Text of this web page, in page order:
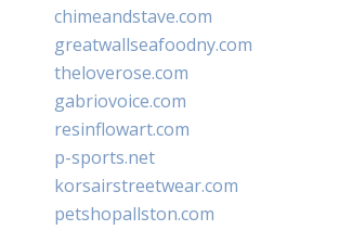
chimeandstave.com
greatwallseafoodny.com
theloverose.com
gabriovoice.com
resinflowart.com
p-sports.net
korsairstreetwear.com
petshopallston.com